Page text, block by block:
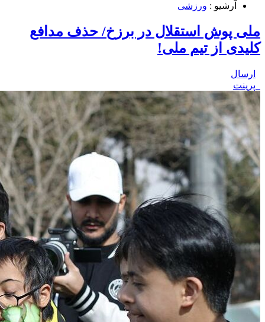
آرشیو : ورزشی
ملی پوش استقلال در برزخ/ حذف مدافع
کلیدی از تیم ملی!
ارسال
پرینت